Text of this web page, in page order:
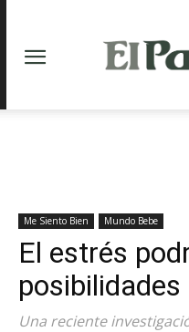
Me Siento Bien Mundo Bebe
El estrés
Una reciente